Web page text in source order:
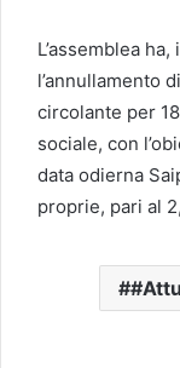
L’assemblea
l’annullamento
circolante per
sociale, con
data odierna
proprie, pari al